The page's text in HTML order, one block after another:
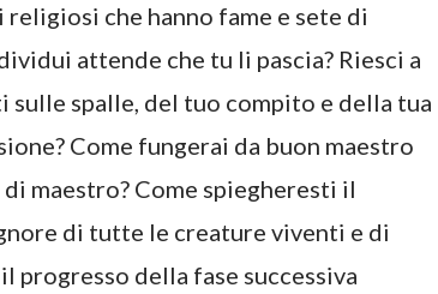
che hanno fame e sete di
attende che tu li pascia? Riesci a
sulle spalle, del tuo compito e della tua
Come fungerai da buon maestro
maestro? Come spiegheresti il
di tutte le creature viventi e di
progresso della fase successiva